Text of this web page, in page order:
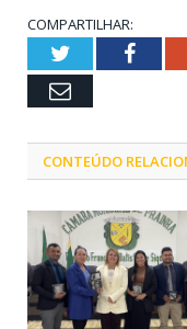
COMPARTILHAR:
Twitter
Email
CONTEÚDO